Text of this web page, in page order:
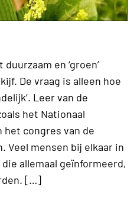
en ‘groen’
De vraag is alleen hoe
Leer van de
het Nationaal
het congres van de
Veel mensen bij elkaar in
allemaal geïnformeerd,
[…]